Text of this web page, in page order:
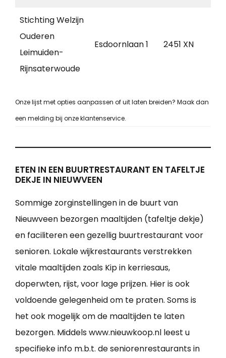
Stichting Welzijn
Ouderen
Leimuiden-
Rijnsaterwoude
Esdoornlaan 1 2451 XN
Onze lijst met opties aanpassen of uit laten breiden? Maak dan
een melding bij onze klantenservice.
ETEN IN EEN BUURTRESTAURANT EN TAFELTJE
DEKJE IN NIEUWVEEN
Sommige zorginstellingen in de buurt van
Nieuwveen bezorgen maaltijden (tafeltje dekje)
en faciliteren een gezellig buurtrestaurant voor
senioren. Lokale wijkrestaurants verstrekken
vitale maaltijden zoals Kip in kerriesaus,
doperwten, rijst, voor lage prijzen. Hier is ook
voldoende gelegenheid om te praten. Soms is
het ook mogelijk om de maaltijden te laten
bezorgen. Middels www.nieuwkoop.nl leest u
specifieke info m.b.t. de seniorenrestaurants in